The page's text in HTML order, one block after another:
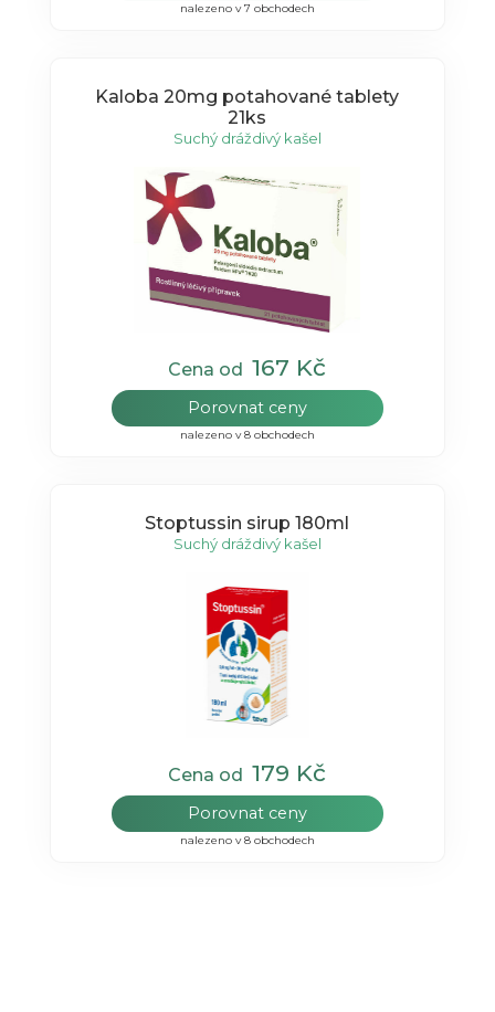
nalezeno v 7 obchodech
Kaloba 20mg potahované tablety
21ks
Suchý dráždivý kašel
Cena od167 Kč
Porovnat ceny
nalezeno v 8 obchodech
Stoptussin sirup 180ml
Suchý dráždivý kašel
Cena od179 Kč
Porovnat ceny
nalezeno v 8 obchodech